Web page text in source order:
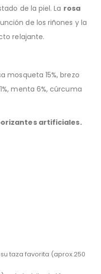
de la piel. La rosa
de los riñones y la
relajante.
mosqueta 15%, brezo
menta 6%, cúrcuma
artificiales.
taza favorita (aprox.250